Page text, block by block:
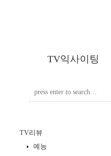
TV익사이팅
TV리뷰
예능